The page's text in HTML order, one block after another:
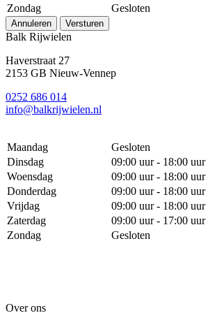
Zondag
Gesloten
Annuleren Versturen
Balk Rijwielen
Haverstraat 27
2153 GB Nieuw-Vennep
0252 686 014
info@balkrijwielen.nl
Maandag
Gesloten
Dinsdag
09:00 uur - 18:00 uur
Woensdag
09:00 uur - 18:00 uur
Donderdag
09:00 uur - 18:00 uur
Vrijdag
09:00 uur - 18:00 uur
Zaterdag
09:00 uur - 17:00 uur
Zondag
Gesloten
Over ons